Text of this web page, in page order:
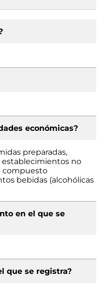
económicas?
preparadas,
establecimientos no
compuesto
bebidas (alcohólicas
en el que se
que se registra?